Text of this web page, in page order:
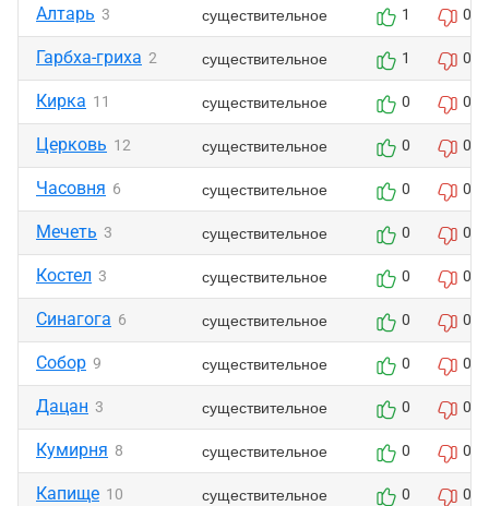
Алтарь 3 существительное 1 0
Гарбха-гриха 2 существительное 1 0
Кирка 11 существительное 0 0
Церковь 12 существительное 0 0
Часовня 6 существительное 0 0
Мечеть 3 существительное 0 0
Костел 3 существительное 0 0
Синагога 6 существительное 0 0
Собор 9 существительное 0 0
Дацан 3 существительное 0 0
Кумирня 8 существительное 0 0
Капище 10 существительное 0 0